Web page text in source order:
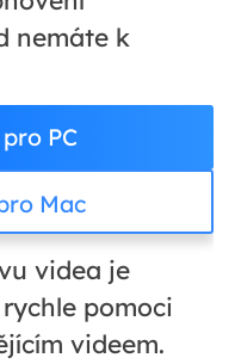
nemáte k
PC
Mac
videa je
pomoci
videem.